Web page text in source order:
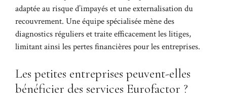
adaptée au risque d’impayés et une externalisation du
recouvrement. Une équipe spécialisée mène des
diagnostics réguliers et traite efficacement les litiges,
limitant ainsi les pertes financières pour les entreprises.
Les petites entreprises peuvent-elles
bénéficier des services Eurofactor ?